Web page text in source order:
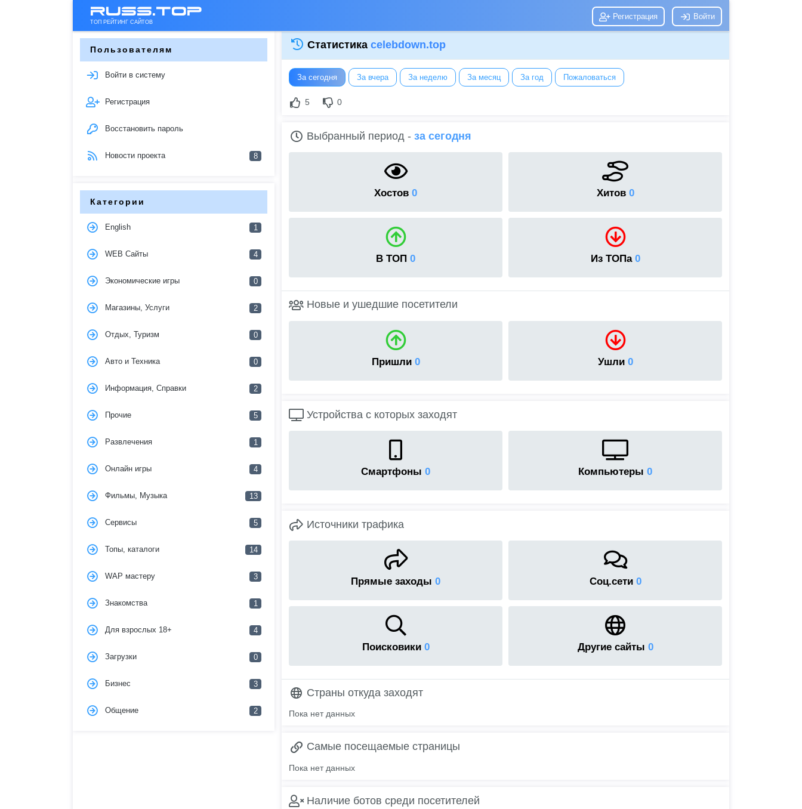
russ.top
ТОП РЕЙТИНГ САЙТОВ
Войти
Регистрация
Пользователям
Войти в систему
Регистрация
Восстановить пароль
Новости проекта 8
Категории
English 1
WEB Сайты 4
Экономические игры 0
Магазины, Услуги 2
Отдых, Туризм 0
Авто и Техника 0
Информация, Справки 2
Прочие 5
Развлечения 1
Онлайн игры 4
Фильмы, Музыка 13
Сервисы 5
Топы, каталоги 14
WAP мастеру 3
Знакомства 1
Для взрослых 18+ 4
Загрузки 0
Бизнес 3
Общение 2
Статистикаcelebdown.top
За сегодня За вчера За неделю За месяц За год Пожаловаться
5 0
Выбранный период - за сегодня
Хостов 0 Хитов 0
В ТОП 0 Из ТОПа 0
Новые и ушедшие посетители
Пришли 0 Ушли 0
Устройства с которых заходят
Смартфоны 0 Компьютеры 0
Источники трафика
Прямые заходы 0 Соц.сети 0
Поисковики 0 Другие сайты 0
Страны откуда заходят
Пока нет данных
Самые посещаемые страницы
Пока нет данных
Наличие ботов среди посетителей